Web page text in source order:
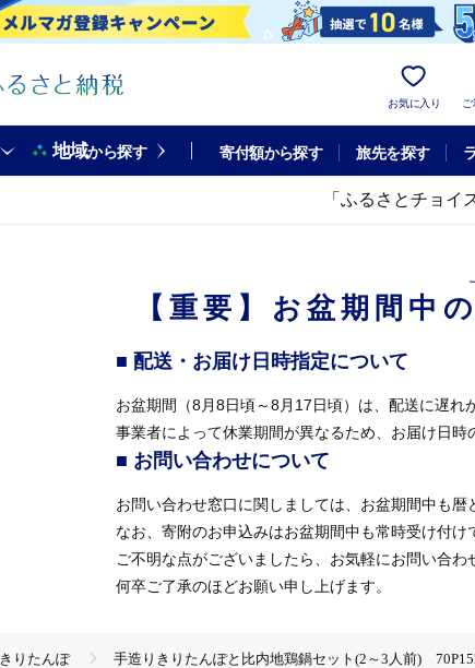
お気に入り
地域から探す 寄付額から探す 旅先を探す
「ふるさとチョイ
【重要】お盆期間中
■ 配送・お届け日時指定について
お盆期間（8月8日頃～8月17日頃）は、配送に遅れ
事業者によって休業期間が異なるため、お届け日時
■ お問い合わせについて
お問い合わせ窓口に関しましては、お盆期間中も暦
なお、寄附のお申込みはお盆期間中も常時受け付け
ご不明な点がございましたら、お気軽にお問い合わ
何卒ご了承のほどお願い申し上げます。
きりたんぽ 手造りきりたんぽと比内地鶏鍋セット(2～3人前)